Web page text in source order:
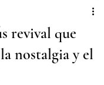
revival que
nostalgia y el